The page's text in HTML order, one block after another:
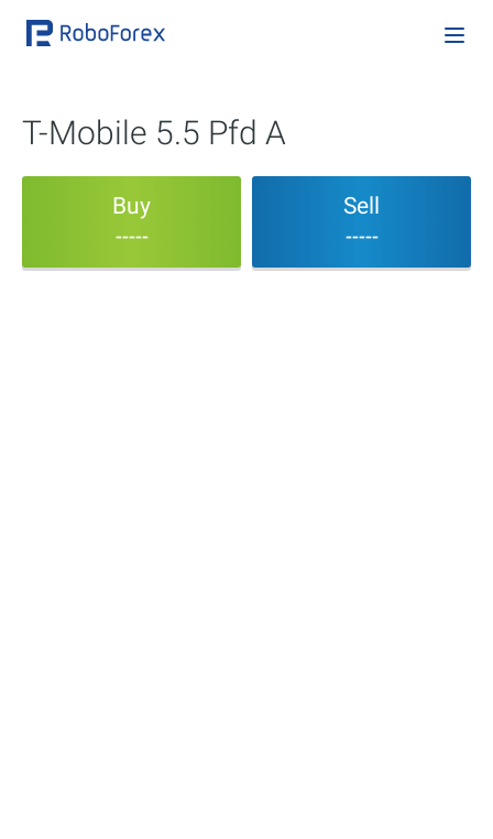
T-Mobile 5.5 Pfd A
Buy
-----
Sell
-----